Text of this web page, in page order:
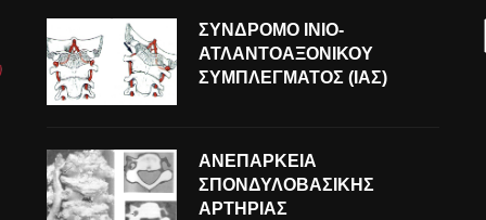
ΣΥΝΔΡΟΜΟ ΙΝΙΟ-
ΑΤΛΑΝΤΟΑΞΟΝΙΚΟΥ
ΣΥΜΠΛΕΓΜΑΤΟΣ (ΙΑΣ)
ΑΝΕΠΑΡΚΕΙΑ
ΣΠΟΝΔΥΛΟΒΑΣΙΚΗΣ
ΑΡΤΗΡΙΑΣ